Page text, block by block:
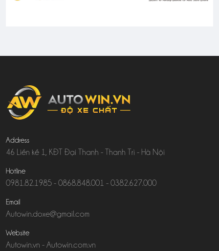
Address
46 Liền kề 1, KĐT Đại Thanh - Thanh Trì - Hà Nội
Hotline
0981.82.1985 - 0868.848.001 - 0382.627.000
Email
Autowin.doxe@gmail.com
Website
Autowin.vn - Autowin.com.vn